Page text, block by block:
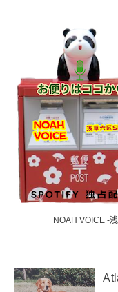
NOAH VOICE -